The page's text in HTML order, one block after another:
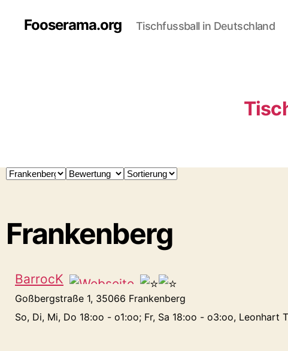
Fooserama.org Tischfussball in Deutschland
Frankenberg
BarrocK
Goßbergstraße 1, 35066 Frankenberg
So, Di, Mi, Do 18:oo - o1:oo; Fr, Sa 18:oo - o3:oo, Leonhart